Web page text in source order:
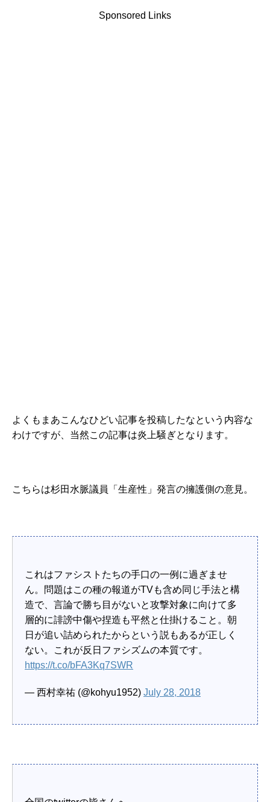
Sponsored Links
よくもまあこんなひどい記事を投稿したなという内容な
わけですが、当然この記事は炎上騒ぎとなります。
こちらは杉田水脈議員「生産性」発言の擁護側の意見。
これはファシストたちの手口の一例に過ぎませ
ん。問題はこの種の報道がTVも含め同じ手法と構
造で、言論で勝ち目がないと攻撃対象に向けて多
層的に誹謗中傷や捏造も平然と仕掛けること。朝
日が追い詰められたからという説もあるが正しく
ない。これが反日ファシズムの本質です。
https://t.co/bFA3Kq7SWR
— 西村幸祐 (@kohyu1952) July 28, 2018